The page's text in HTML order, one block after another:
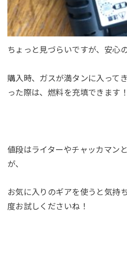
ちょっと見づらいですが、安心
購入時、ガスが満タンに入って
った際は、燃料を充填できます！
値段はライターやチャッカマン
が、
お気に入りのギアを使うと気持
度お試しくださいね！